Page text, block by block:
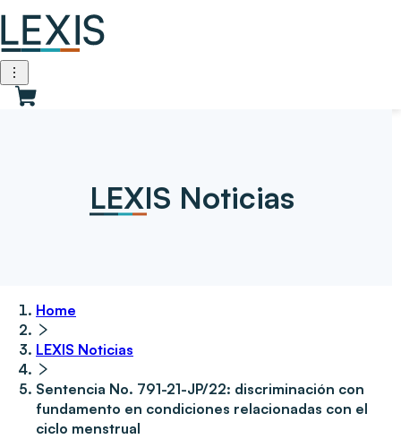
LEXIS Noticias
Home
LEXIS Noticias
Sentencia No. 791-21-JP/22: discriminación con
fundamento en condiciones relacionadas con el
ciclo menstrual